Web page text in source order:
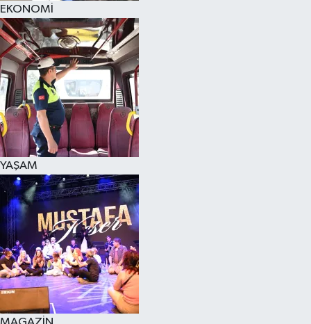
EKONOMİ
YAŞAM
SPOR
KÜLTÜR SANAT
FRAGMANLAR